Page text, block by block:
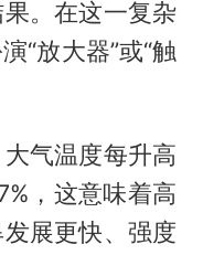
。在这一复杂
“放大器”或“触
气温度每升高
，这意味着高
展更快、强度